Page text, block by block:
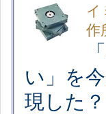
イ
作
い」を
現した？